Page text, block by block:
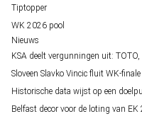
Tiptopper
WK 2026 pool
Nieuws
KSA deelt vergunningen uit:
Sloveen Slavko Vincic fluit WK-
Historische data wijst op een
Belfast decor voor de loting van